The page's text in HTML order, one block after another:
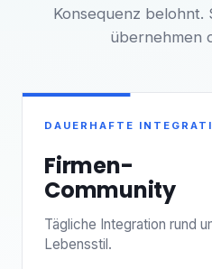
Konsequenz belohnt.
übernehmen
DAUERHAFTE
Firmen-
Community
Tägliche Integration rund
Lebensstil.